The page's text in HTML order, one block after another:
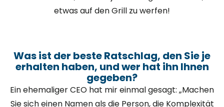
etwas auf den Grill zu werfen!
Was ist der beste Ratschlag, den Sie je
erhalten haben, und wer hat ihn Ihnen
gegeben?
Ein ehemaliger CEO hat mir einmal gesagt: „Machen
Sie sich einen Namen als die Person, die Komplexität